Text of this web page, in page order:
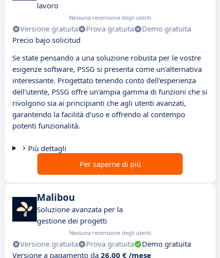
lavoro
Nessuna recensione degli utenti
Versione gratuita Prova gratuita
Demo gratuita
Precio bajo solicitud
Se state pensando a una soluzione robusta per le vostre
esigenze software, PSSG si presenta come un'alternativa
interessante. Progettato tenendo conto dell'esperienza
dell'utente, PSSG offre un'ampia gamma di funzioni che si
rivolgono sia ai principianti che agli utenti avanzati,
garantendo la facilità d'uso e offrendo al contempo
potenti funzionalità.
Più dettagli
Per saperne di più
Malibou
Soluzione avanzata per la
gestione dei progetti
Nessuna recensione degli utenti
Versione gratuita Prova gratuita
Demo gratuita
Versione a pagamento da 26,00 € /mese